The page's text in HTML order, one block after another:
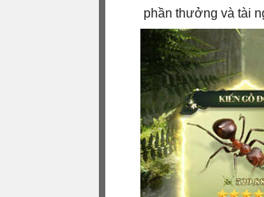
phần thưởng và tài